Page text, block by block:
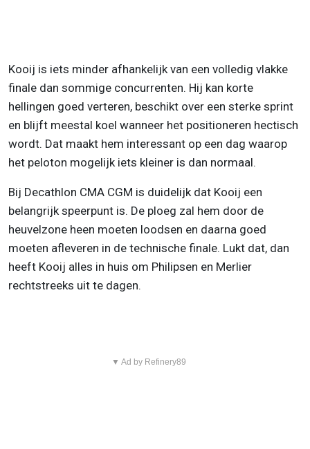
Kooij is iets minder afhankelijk van een volledig vlakke
finale dan sommige concurrenten. Hij kan korte
hellingen goed verteren, beschikt over een sterke sprint
en blijft meestal koel wanneer het positioneren hectisch
wordt. Dat maakt hem interessant op een dag waarop
het peloton mogelijk iets kleiner is dan normaal.
Bij Decathlon CMA CGM is duidelijk dat Kooij een
belangrijk speerpunt is. De ploeg zal hem door de
heuvelzone heen moeten loodsen en daarna goed
moeten afleveren in de technische finale. Lukt dat, dan
heeft Kooij alles in huis om Philipsen en Merlier
rechtstreeks uit te dagen.
▼ Ad by Refinery89